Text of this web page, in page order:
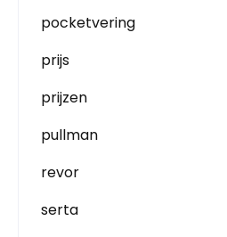
pocketvering
prijs
prijzen
pullman
revor
serta